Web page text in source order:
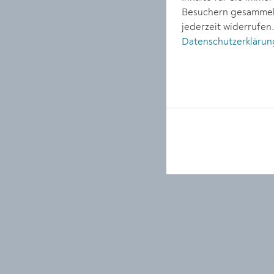
Besuchern
jederzeit